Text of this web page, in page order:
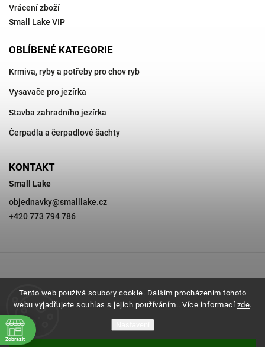
Tento web používá soubory cookie. Dalším procházením tohoto
webu vyjadřujete souhlas s jejich používáním.. Více informací zde.
Vrácení zboží
Small Lake VIP
OBLÍBENÉ KATEGORIE
Krmiva, ryby a potřeby pro chov ryb
Vysavače pro jezírka
Stavba zahradního jezírka
Čerpadla a čerpadlové šachty
KONTAKT
Small Lake
objednavky@smalllake.cz
+420 773 794 786
Zobrazit